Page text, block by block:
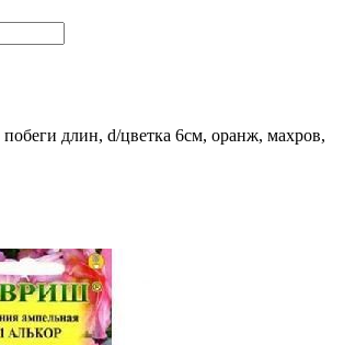
длин, d/цветка 6см, оранж, махров,